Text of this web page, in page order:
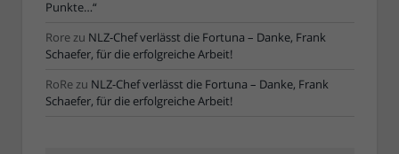
Punkte…“
Rorezu NLZ-Chef verlässt die Fortuna – Danke, Frank
Schaefer, für die erfolgreiche Arbeit!
RoRezu NLZ-Chef verlässt die Fortuna – Danke, Frank
Schaefer, für die erfolgreiche Arbeit!